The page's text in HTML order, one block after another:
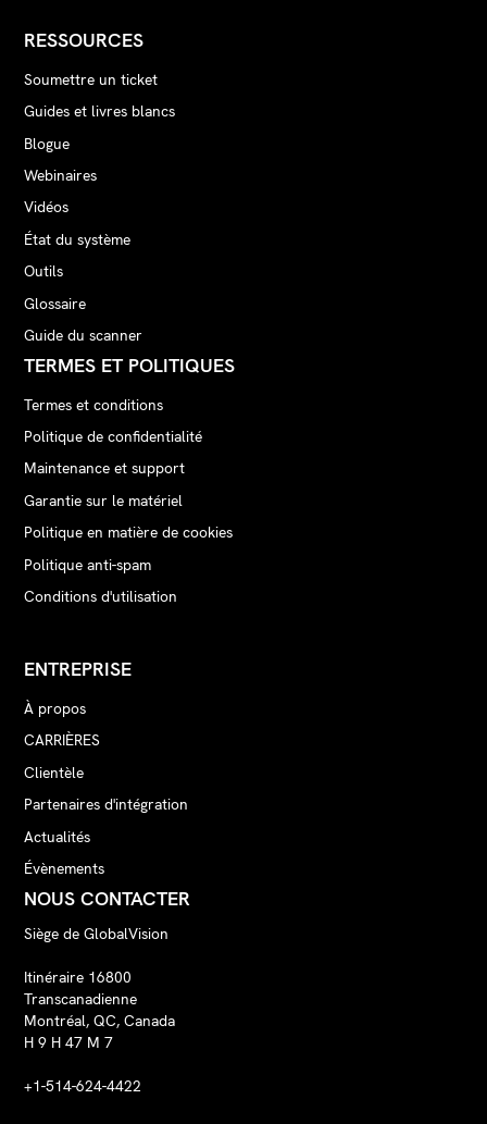
RESSOURCES
Soumettre un ticket
Guides et livres blancs
Blogue
Webinaires
Vidéos
État du système
Outils
Glossaire
Guide du scanner
TERMES ET POLITIQUES
Termes et conditions
Politique de confidentialité
Maintenance et support
Garantie sur le matériel
Politique en matière de cookies
Politique anti-spam
Conditions d'utilisation
ENTREPRISE
À propos
CARRIÈRES
Clientèle
Partenaires d'intégration
Actualités
Évènements
NOUS CONTACTER
Siège de GlobalVision
Itinéraire 16800
Transcanadienne
Montréal, QC, Canada
H 9 H 47 M 7
+1-514-624-4422